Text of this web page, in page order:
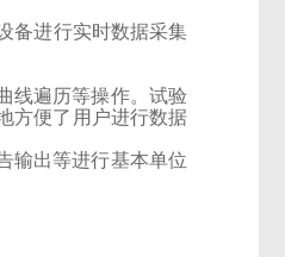
备进行实时数据采集
线遍历等操作。试验
方便了用户进行数据
输出等进行基本单位